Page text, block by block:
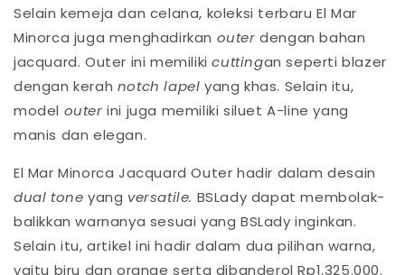
Selain kemeja dan celana, koleksi terbaru El Mar
Minorca juga menghadirkan outer dengan bahan
jacquard. Outer ini memilikicuttingan seperti blazer
dengan kerah notch lapelyang khas. Selain itu,
model outer ini juga memiliki siluet A-line yang
manis dan elegan.
El Mar Minorca Jacquard Outer hadir dalam desain
dual tone yang versatile. BSLady dapat membolak-
balikkan warnanya sesuai yang BSLady inginkan.
Selain itu, artikel ini hadir dalam dua pilihan warna,
yaitu biru dan orange serta dibanderol Rp1.325.000.